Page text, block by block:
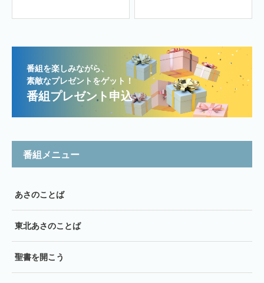
番組を楽しみながら、
素敵なプレゼントをゲット！
番組プレゼント申込
番組メニュー
あさのことば
東北あさのことば
聖書を開こう